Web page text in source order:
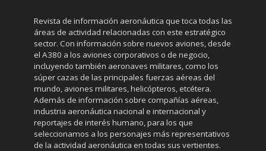
Revista de información aeronáutica que toca todas las
áreas de actividad relacionadas con este estratégico
sector. Con información sobre nuevos aviones, desde
el A380 a los aviones corporativos o de negocio,
incluyendo también aeronaves militares, como los
súper cazas de las principales fuerzas aéreas del
mundo, aviones militares, helicópteros, etcétera.
Además de información sobre compañías aéreas,
industria aeronáutica nacional e internacional y
reportajes de interés humano, para los que
seleccionamos a los personajes más representativos
de la actividad aeronáutica en todas sus vertientes.